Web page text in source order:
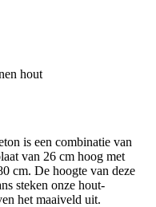
is een combinatie van
van 26 cm hoog met
cm. De hoogte van deze
steken onze hout-
het maaiveld uit.